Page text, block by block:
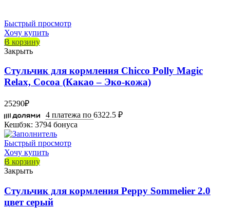
Быстрый просмотр
Хочу купить
В корзину
Закрыть
Стульчик для кормления Chicco Polly Magic
Relax, Cocoa (Какао – Эко-кожа)
25290₽
4 платежа по 6322.5 ₽
Кешбэк: 3794 бонуса
Быстрый просмотр
Хочу купить
В корзину
Закрыть
Стульчик для кормления Peppy Sommelier 2.0
цвет серый